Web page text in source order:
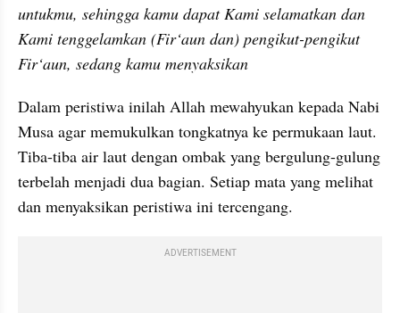
untukmu, sehingga kamu dapat Kami selamatkan dan
Kami tenggelamkan (Fir‘aun dan) pengikut-pengikut
Fir‘aun, sedang kamu menyaksikan
Dalam peristiwa inilah Allah mewahyukan kepada Nabi
Musa agar memukulkan tongkatnya ke permukaan laut.
Tiba-tiba air laut dengan ombak yang bergulung-gulung
terbelah menjadi dua bagian. Setiap mata yang melihat
dan menyaksikan peristiwa ini tercengang.
ADVERTISEMENT